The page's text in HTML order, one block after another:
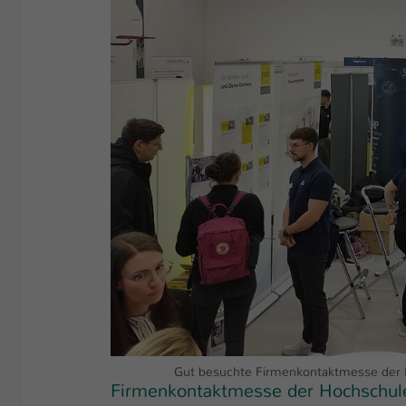
Gut besuchte Firmenkontaktmesse der
Firmenkontaktmesse der